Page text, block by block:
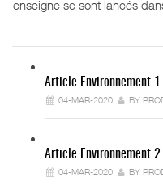
enseigne se sont lancés
Article Environnement 1
04-MAR-2020 BY
Article Environnement 2
04-MAR-2020 BY